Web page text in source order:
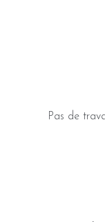
Pas de